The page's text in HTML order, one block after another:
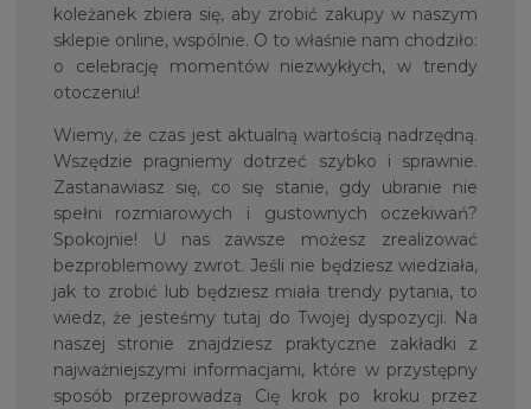
koleżanek zbiera się, aby zrobić zakupy w naszym
sklepie online, wspólnie. O to właśnie nam chodziło:
o celebrację momentów niezwykłych, w trendy
otoczeniu!
Wiemy, że czas jest aktualną wartością nadrzędną.
Wszędzie pragniemy dotrzeć szybko i sprawnie.
Zastanawiasz się, co się stanie, gdy ubranie nie
spełni rozmiarowych i gustownych oczekiwań?
Spokojnie! U nas zawsze możesz zrealizować
bezproblemowy zwrot. Jeśli nie będziesz wiedziała,
jak to zrobić lub będziesz miała trendy pytania, to
wiedz, że jesteśmy tutaj do Twojej dyspozycji. Na
naszej stronie znajdziesz praktyczne zakładki z
najważniejszymi informacjami, które w przystępny
sposób przeprowadzą Cię krok po kroku przez